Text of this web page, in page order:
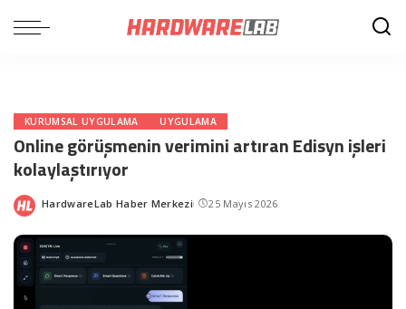
KURUMSAL UYGULAMA UYGULAMA
Online görüşmenin verimini artıran Edisyn işleri
kolaylaştırıyor
Posted
HardwareLab Haber Merkezi 25 Mayıs 2026